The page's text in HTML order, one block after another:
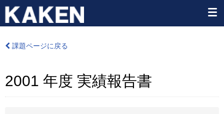
課題ページに戻る
2001 年度 実績報告書